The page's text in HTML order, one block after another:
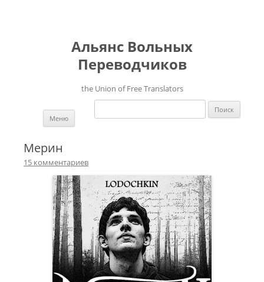
Альянс Вольных
Переводчиков
the Union of Free Translators
Найти:
Меню
Мерин
15 комментариев